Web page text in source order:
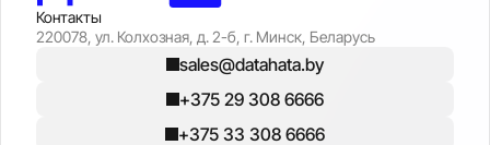
Контакты
220078, ул. Колхозная, д. 2-б, г. Минск, Беларусь
sales@datahata.by
+375 29 308 6666
+375 33 308 6666